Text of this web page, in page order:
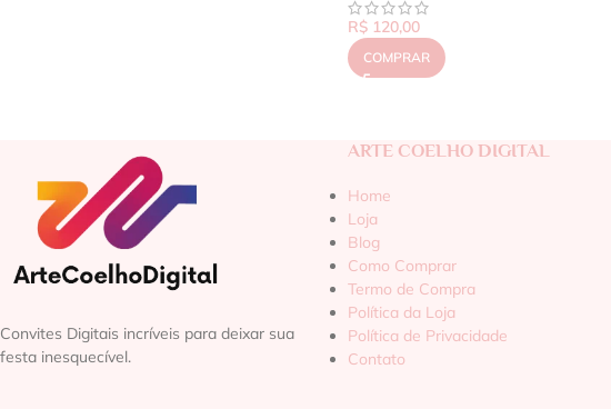
R$120,00
COMPRAR
Convites Digitais incríveis para deixar sua
festa inesquecível.
ARTE COELHO DIGITAL
Home
Loja
Blog
Como Comprar
Termo de Compra
Política da Loja
Política de Privacidade
Contato